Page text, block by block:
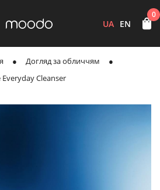
UA EN
0
Догляд за обличчям
Cleanser